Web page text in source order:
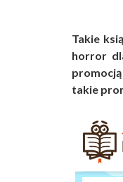
Takie
horror
promocją
takie